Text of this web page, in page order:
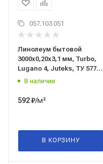
057.103.051
Линолеум бытовой
3000x0,20x3,1 мм, Turbo,
Lugano 4, Juteks, ТУ 5771-
007-97450201-2015
В наличии
592₽/м²
В КОРЗИНУ